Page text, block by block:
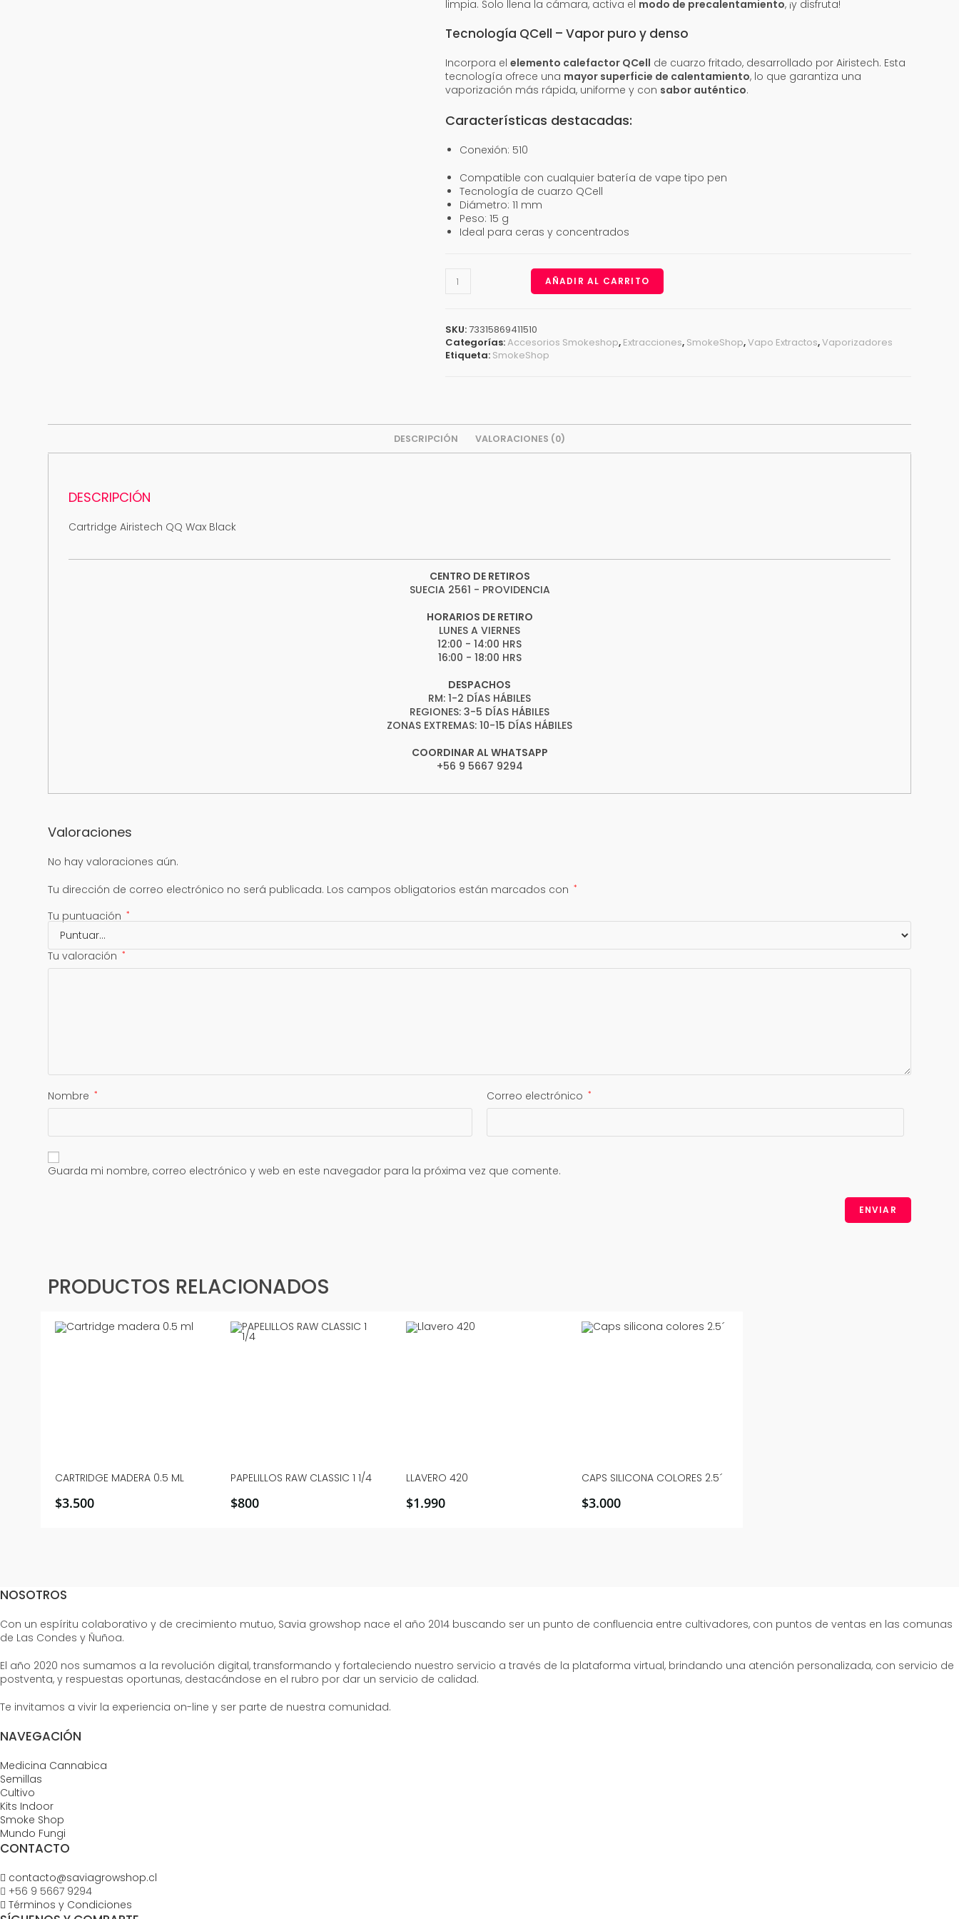
limpia. Solo llena la cámara, activa el modo de precalentamiento, ¡y disfruta!
Tecnología QCell – Vapor puro y denso
Incorpora el elemento calefactor QCell de cuarzo fritado, desarrollado por Airistech. Esta
tecnología ofrece una mayor superficie de calentamiento, lo que garantiza una
vaporización más rápida, uniforme y con sabor auténtico.
Características destacadas:
Conexión: 510
Compatible con cualquier batería de vape tipo pen
Tecnología de cuarzo QCell
Diámetro: 11 mm
Peso: 15 g
Ideal para ceras y concentrados
Airistech
Black
cantidad
AÑADIR AL CARRITO
SKU:73315869411510
Categorías:Accesorios Smokeshop, Extracciones, SmokeShop,Vapo Extractos,Vaporizadores
Etiqueta: SmokeShop
DESCRIPCIÓN VALORACIONES (0)
DESCRIPCIÓN
Cartridge Airistech QQ Wax Black
CENTRO DE RETIROS
SUECIA 2561 - PROVIDENCIA
HORARIOS DE RETIRO
LUNES A VIERNES
12:00 - 14:00 HRS
16:00 - 18:00 HRS
DESPACHOS
RM: 1-2 DÍAS HÁBILES
REGIONES: 3-5 DÍAS HÁBILES
ZONAS EXTREMAS: 10-15 DÍAS HÁBILES
COORDINAR AL WHATSAPP
+56 9 5667 9294
Valoraciones
No hay valoraciones aún.
Tu dirección de correo electrónico no será publicada. Los campos obligatorios están marcados con *
Tu puntuación *
Tu valoración *
Nombre * Correo electrónico *
Guarda mi nombre, correo electrónico y web en este navegador para la próxima vez que comente.
PRODUCTOS RELACIONADOS
CARTRIDGE MADERA 0.5 ML
$3.500
PAPELILLOS RAW CLASSIC 1 1/4
$800
LLAVERO 420
$1.990
CAPS SILICONA COLORES 2.5´
$3.000
NOSOTROS
Con un espíritu colaborativo y de crecimiento mutuo, Savia growshop nace el año 2014 buscando ser un punto de confluencia entre cultivadores, con puntos de ventas en las comunas
de Las Condes y Ñuñoa.
El año 2020 nos sumamos a la revolución digital, transformando y fortaleciendo nuestro servicio a través de la plataforma virtual, brindando una atención personalizada, con servicio de
postventa, y respuestas oportunas, destacándose en el rubro por dar un servicio de calidad.
Te invitamos a vivir la experiencia on-line y ser parte de nuestra comunidad.
NAVEGACIÓN
Medicina Cannabica
Semillas
Cultivo
Kits Indoor
Smoke Shop
Mundo Fungi
CONTACTO
contacto@saviagrowshop.cl
+56 9 5667 9294
Términos y Condiciones